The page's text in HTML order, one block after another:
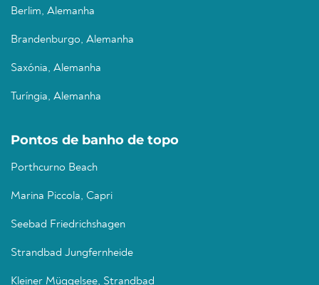
Berlim, Alemanha
Brandenburgo, Alemanha
Saxónia, Alemanha
Turíngia, Alemanha
Pontos de banho de topo
Porthcurno Beach
Marina Piccola, Capri
Seebad Friedrichshagen
Strandbad Jungfernheide
Kleiner Müggelsee, Strandbad